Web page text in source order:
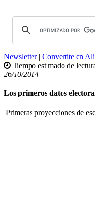
Newsletter| Convertite en
Tiempo estimado de
26/10/2014
Los primeros datos
Primeras proyecciones de